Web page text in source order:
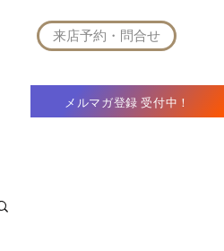
メルマガ登録 受付中！
来店予約・問合せ